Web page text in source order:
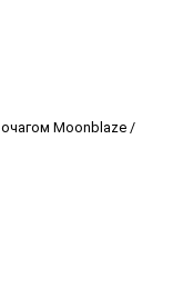
очагом Moonblaze /